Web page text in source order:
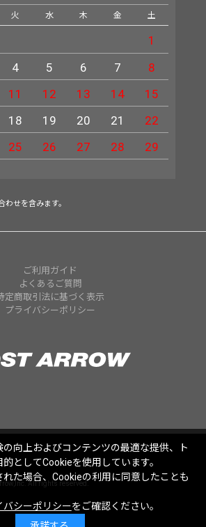
火 水 木 金 土
1
4 5 6 7
8
11 12 13 14
15
18 19 20 21
22
25 26 27 28
29
せを含みます。
ご利用ガイド
よくあるご質問
定商取引法に基づく表示
プライバシーポリシー
All rights reserved.
向上およびコンテンツの最適な提供、ト
としてCookieを使用しています。
た場合、Cookieの利用に同意したことも
バシーポリシーをご確認ください。